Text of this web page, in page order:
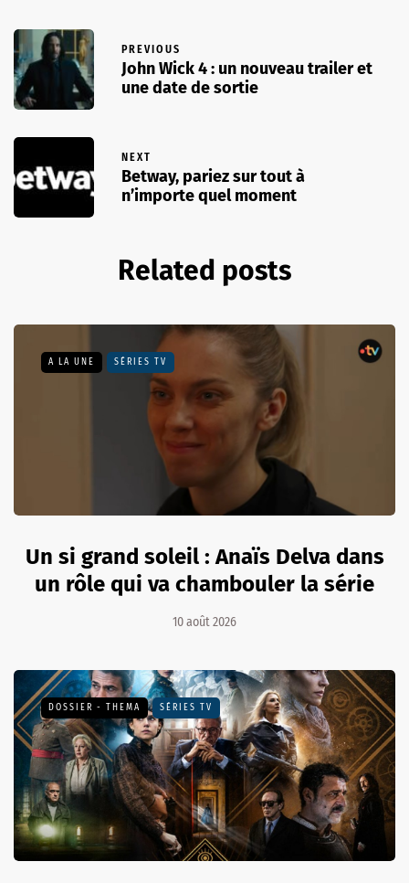
PREVIOUS
John Wick 4 : un nouveau trailer et
une date de sortie
NEXT
Betway, pariez sur tout à
n’importe quel moment
Related posts
A LA UNE SÉRIES TV
Un si grand soleil : Anaïs Delva dans
un rôle qui va chambouler la série
10 août 2026
DOSSIER - THEMA SÉRIES TV